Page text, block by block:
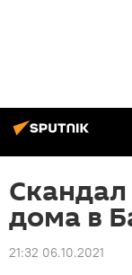
Скандал
дома в
21:32 06.10.2021